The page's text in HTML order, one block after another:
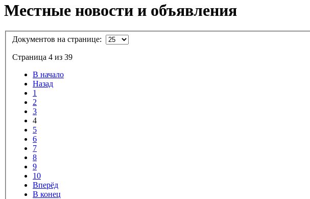
Местные новости и объявления
Документов на странице:
Страница 4 из 39
В начало
Назад
1
2
3
4
5
6
7
8
9
10
Вперёд
В конец